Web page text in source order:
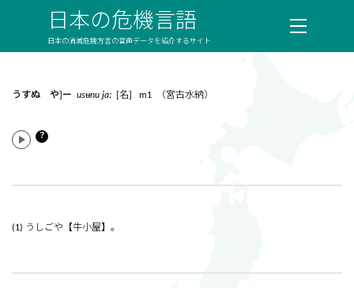
日本の危機言語
日本の消滅危機方言の音声データを紹介するサイト
うすぬ や]ー usʉnu jaː [名] m1 （宮古水納）
？
(1) うしごや【牛小屋】。